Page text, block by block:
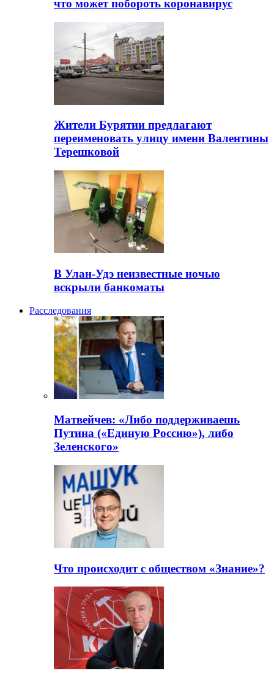
что может побороть коронавирус
Жители Бурятии предлагают
переименовать улицу имени Валентины
Терешковой
В Улан-Удэ неизвестные ночью
вскрыли банкоматы
Расследования
Матвейчев: «Либо поддерживаешь
Путина («Единую Россию»), либо
Зеленского»
Что происходит с обществом «Знание»?